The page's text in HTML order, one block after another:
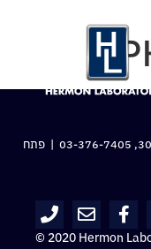
03-376-7405 | פתח
© 2020 Hermon